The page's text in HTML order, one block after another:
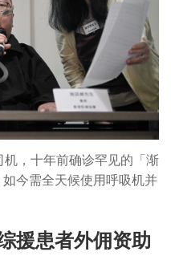
，十年前确诊罕见的「渐
今需全天候使用呼吸机并
援患者外佣资助